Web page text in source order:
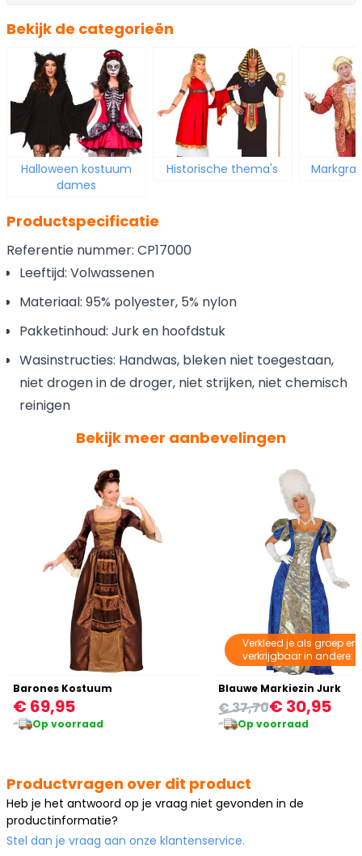
Bekijk de categorieën
Halloween kostuum
dames
Historische thema's
Productspecificatie
Referentie nummer: CP17000
Leeftijd: Volwassenen
Materiaal: 95% polyester, 5% nylon
Pakketinhoud: Jurk en hoofdstuk
Wasinstructies: Handwas, bleken niet toegestaan,
niet drogen in de droger, niet strijken, niet chemisch
reinigen
Bekijk meer aanbevelingen
Barones Kostuum
€ 69,95
Op voorraad
Verkleed je als groep en
verkrijgbaar in andere:
Blauwe Markiezin Jurk
€ 30,95
€ 37,70
Op voorraad
Productvragen over dit product
Heb je het antwoord op je vraag niet gevonden in de
productinformatie?
Stel dan je vraag aan onze klantenservice.